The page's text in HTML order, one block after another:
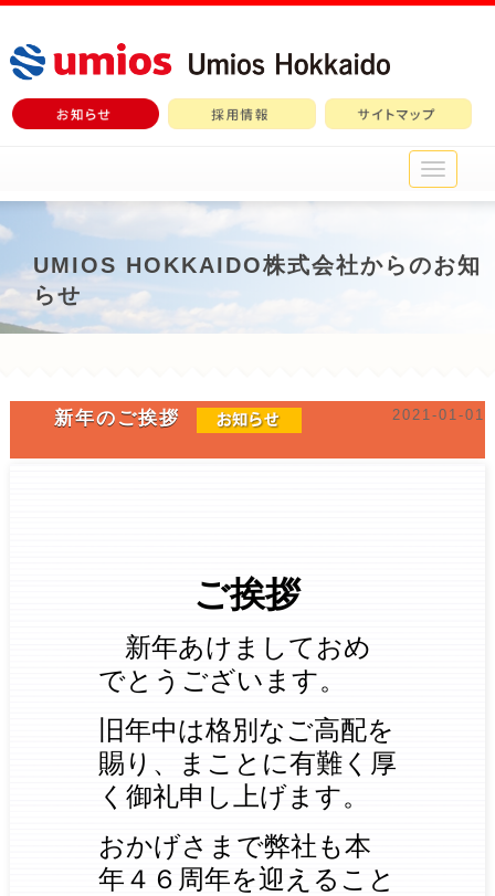
メ
イ
ニ
ュ
UMIOS HOKKAIDO株式会社からのお知
らせ
新年のご挨拶 2021-01-01
ご挨拶
新年あけましておめ
でとうございます。
旧年中は格別なご高配を
賜り、まことに有難く厚
く御礼申し上げます。
おかげさまで弊社も本
年４６周年を迎えること